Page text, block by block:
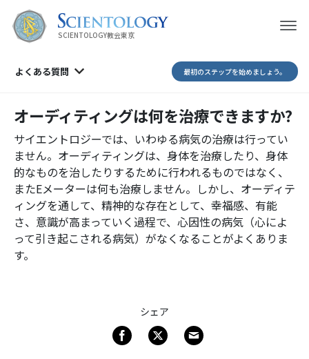
SCIENTOLOGY教会東京
よくある質問 最初のステップを始めましょう。
オーディティングは何を治療できますか?
サイエントロジーでは、いわゆる病気の治療は行ってい
ません。オーディティングは、身体を治療したり、身体
的なものを治したりするために行われるものではなく、
またEメーターは何も治療しません。しかし、オーディテ
ィングを通して、精神的な存在として、幸福感、有能
さ、意識が高まっていく過程で、心因性の病気（心によ
って引き起こされる病気）がなくなることがよくありま
す。
シェア